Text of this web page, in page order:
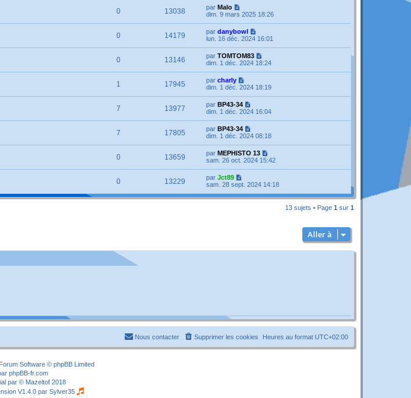
0 13038 par Malo
dim. 9 mars 2025 18:26
0 14179 par danybowl
lun. 16 déc. 2024 16:01
0 13146 par TOMTOM83
dim. 1 déc. 2024 18:24
1 17945 par charly
dim. 1 déc. 2024 18:19
7 13977 par BP43-34
dim. 1 déc. 2024 16:04
7 17805 par BP43-34
dim. 1 déc. 2024 08:18
0 13659 par MEPHISTO 13
sam. 26 oct. 2024 15:42
0 13229 par Jct89
sam. 28 sept. 2024 14:18
13 sujets • Page 1 sur 1
Aller à
Heures au format UTC+02:00
Supprimer les cookies
Nous contacter
Software © phpBB Limited
phpBB-fr.com
par © Mazeltof 2018
V1.4.0 par Sylver35